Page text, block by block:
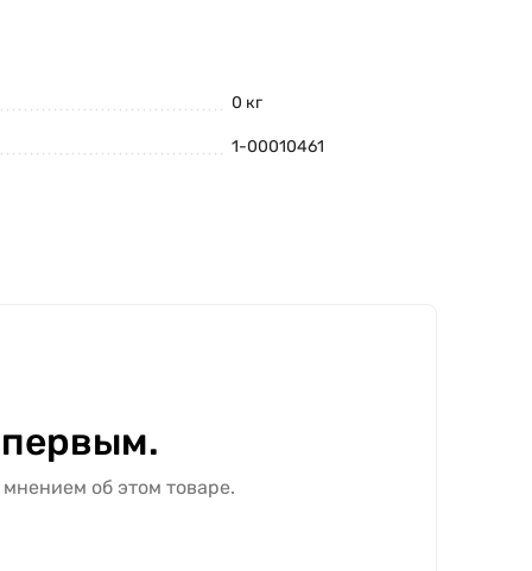
0 кг
1-00010461
об этом товаре.